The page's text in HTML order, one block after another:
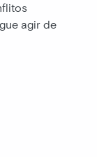
agir de